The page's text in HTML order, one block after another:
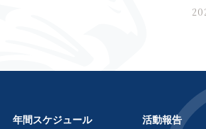
年間スケジュール 活動報告